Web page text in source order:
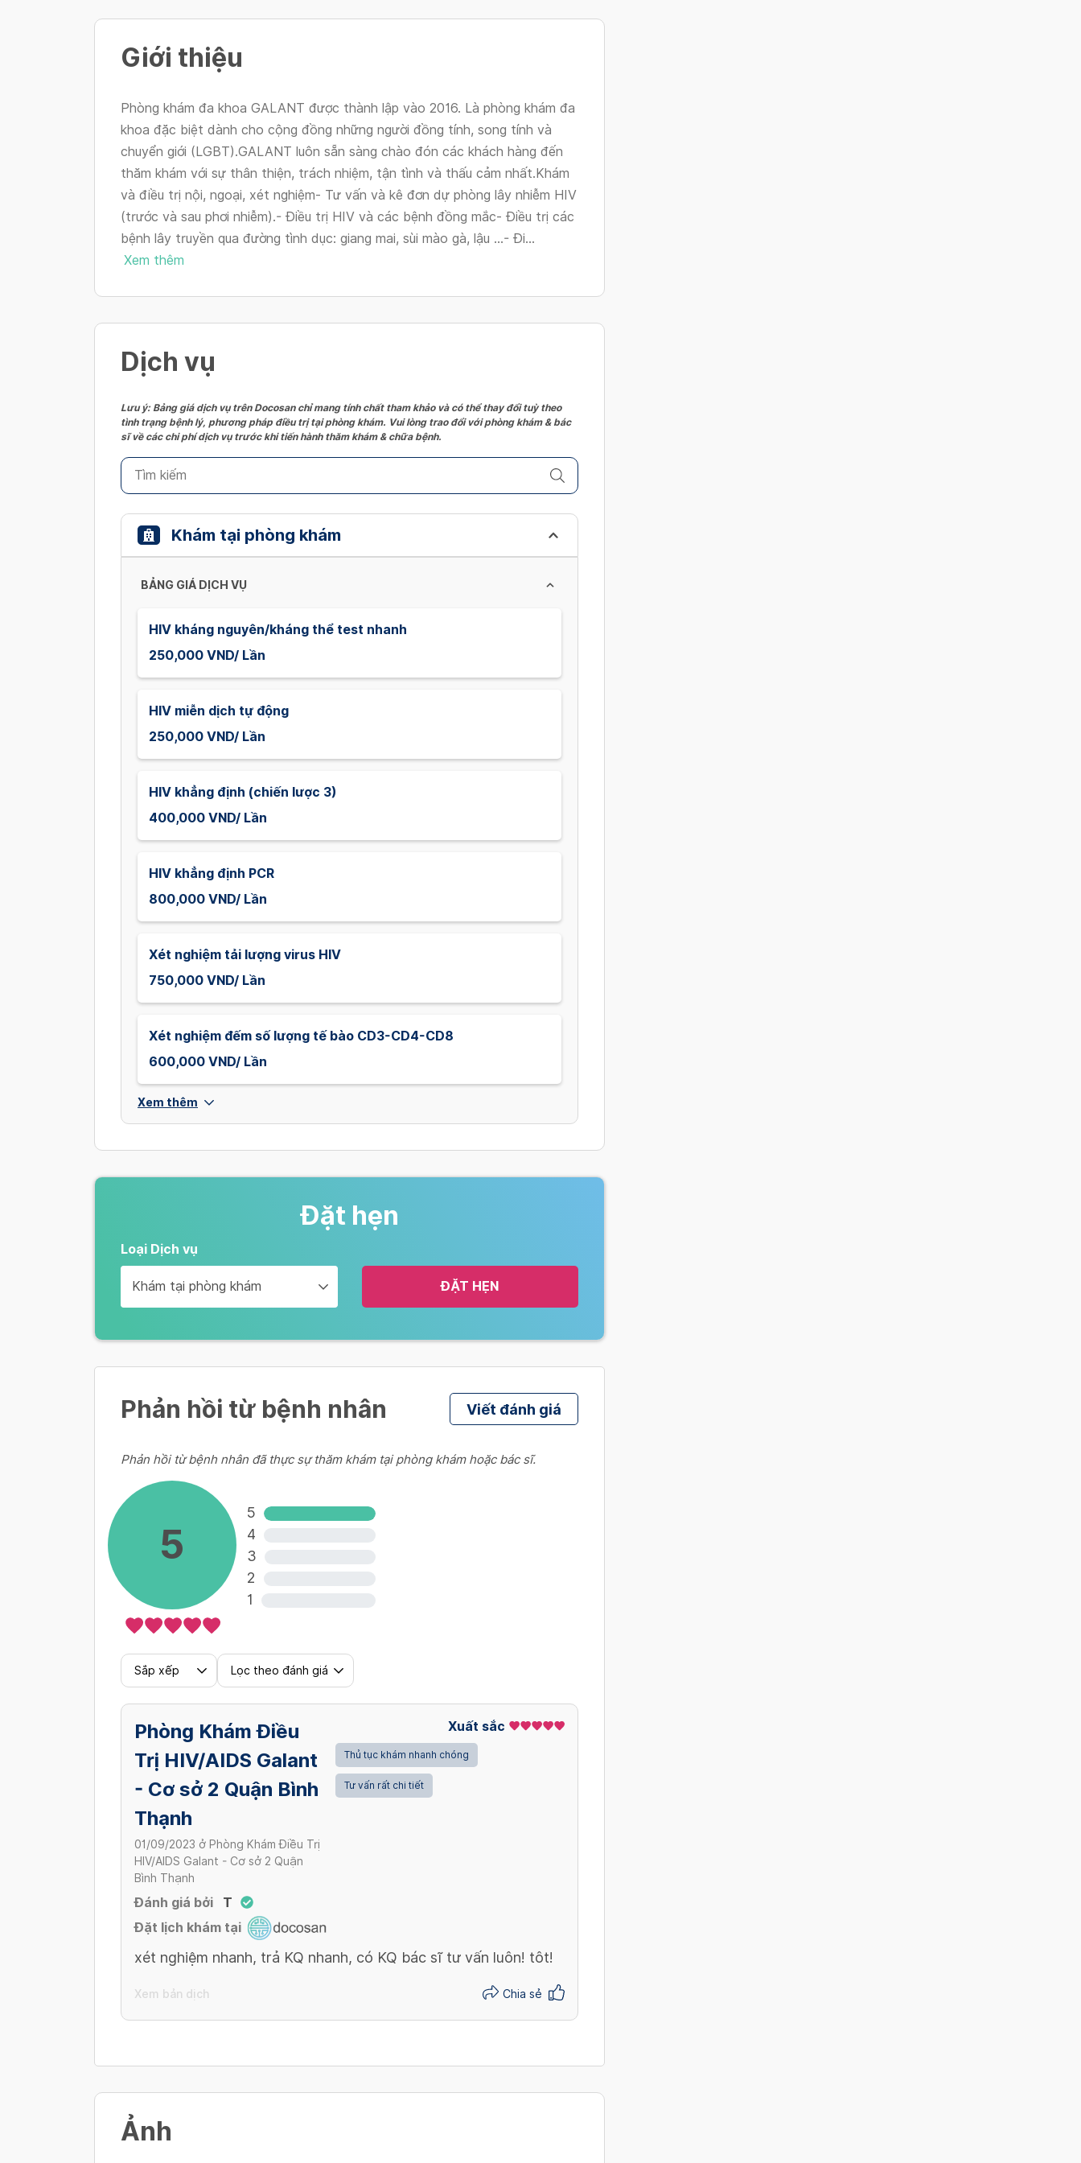
Giới thiệu
Phòng khám đa khoa GALANT được thành lập vào 2016. Là phòng khám đa
khoa đặc biệt dành cho cộng đồng những người đồng tính, song tính và
chuyển giới (LGBT).GALANT luôn sẵn sàng chào đón các khách hàng đến
thăm khám với sự thân thiện, trách nhiệm, tận tình và thấu cảm nhất.Khám
và điều trị nội, ngoại, xét nghiệm- Tư vấn và kê đơn dự phòng lây nhiễm HIV
(trước và sau phơi nhiễm).- Điều trị HIV và các bệnh đồng mắc- Điều trị các
bệnh lây truyền qua đường tình dục: giang mai, sùi mào gà, lậu ...- Đi...
Xem thêm
Dịch vụ
Lưu ý: Bảng giá dịch vụ trên Docosan chỉ mang tính chất tham khảo và có thể thay đổi tuỳ theo
tình trạng bệnh lý, phương pháp điều trị tại phòng khám. Vui lòng trao đổi với phòng khám & bác
sĩ về các chi phí dịch vụ trước khi tiến hành thăm khám & chữa bệnh.
Khám tại phòng khám
BẢNG GIÁ DỊCH VỤ
HIV kháng nguyên/kháng thể test nhanh
250,000 VND/ Lần
HIV miễn dịch tự động
250,000 VND/ Lần
HIV khẳng định (chiến lược 3)
400,000 VND/ Lần
HIV khẳng định PCR
800,000 VND/ Lần
Xét nghiệm tải lượng virus HIV
750,000 VND/ Lần
Xét nghiệm đếm số lượng tế bào CD3-CD4-CD8
600,000 VND/ Lần
Xem thêm
Đặt hẹn
Loại Dịch vụ
Khám tại phòng khám ĐẶT HẸN
Phản hồi từ bệnh nhân Viết đánh giá
Phản hồi từ bệnh nhân đã thực sự thăm khám tại phòng khám hoặc bác sĩ.
5
5
4
3
2
1
Sắp xếp Lọc theo đánh giá
Phòng Khám Điều
Trị HIV/AIDS Galant
- Cơ sở 2 Quận Bình
Thạnh
01/09/2023 ở Phòng Khám Điều Trị
HIV/AIDS Galant - Cơ sở 2 Quận
Bình Thạnh
Đánh giá bởi
T
Đặt lịch khám tại
Xuất sắc
Thủ tục khám nhanh chóng
Tư vấn rất chi tiết
xét nghiệm nhanh, trả KQ nhanh, có KQ bác sĩ tư vấn luôn! tôt!
Xem bản dịch Chia sẻ
Ảnh